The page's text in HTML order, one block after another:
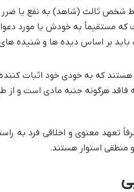
ثالث (شاهد) به نفع یا ضرر
که مستقیماً به خودش یا مورد
بر اساس دیده ها و شنیده های
هستند که به خودی خود اثبات
هرگونه جنبه مادی است و از
تعهد معنوی و اخلاقی فرد به
منطقی استوار هستند.